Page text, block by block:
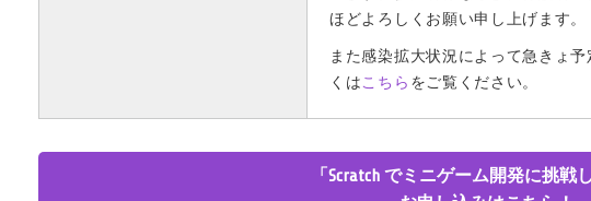
ほどよろしくお願い申し上げます。
また感染拡大状況によって急きょ
くは こちら をご覧ください。
「Scratch でミニゲーム開発に挑戦